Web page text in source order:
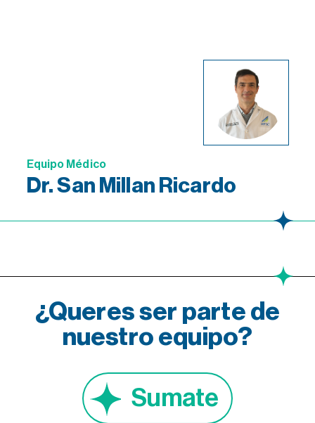
Equipo Médico
Dr. San Millan Ricardo
¿Queres ser parte de
nuestro equipo?
Sumate